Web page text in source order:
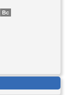
Вс